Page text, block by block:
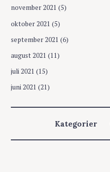
november 2021 (5)
oktober 2021 (5)
september 2021 (6)
august 2021 (11)
juli 2021 (15)
juni 2021 (21)
Kategorier